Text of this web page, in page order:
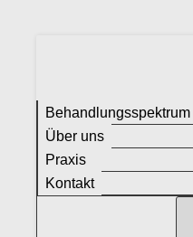
Behandlungsspektrum
Über uns
Praxis
Kontakt